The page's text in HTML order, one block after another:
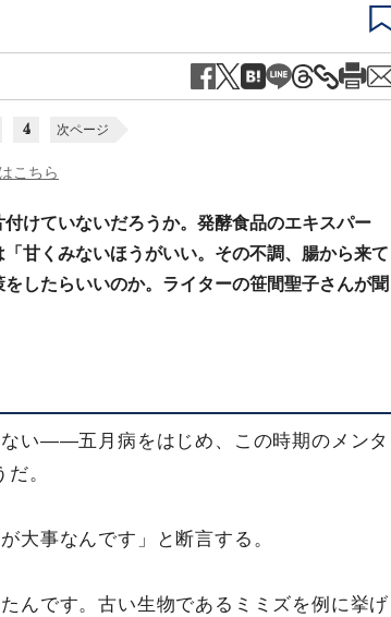
4 次ページ
こちら
けていないだろうか。発酵食品のエキスパー
甘くみないほうがいい。その不調、腸から来て
したらいいのか。ライターの笹間聖子さんが聞
い――五月病をはじめ、この時期のメンタ
。
大事なんです」と断言する。
んです。古い生物であるミミズを例に挙げ